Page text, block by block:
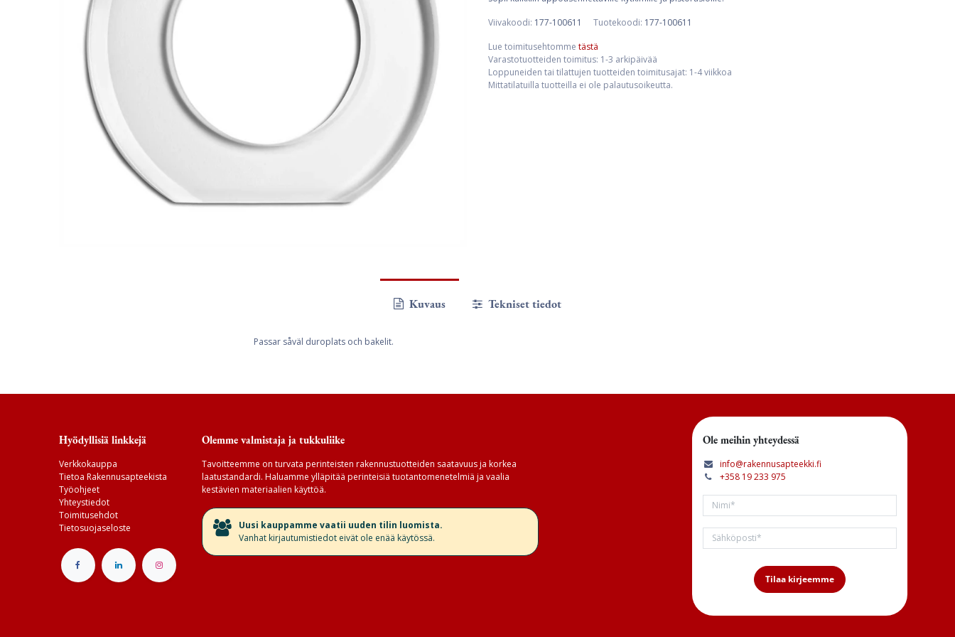
Viivakoodi: 177-100611 Tuotekoodi: 177-100611
Lue toimitusehtomme tästä
Varastotuotteiden toimitus: 1-3 arkipäivää
Loppuneiden tai tilattujen tuotteiden toimitusajat: 1-4 viikkoa
Mittatilatuilla tuotteilla ei ole palautusoikeutta.
Kuvaus Tekniset tiedot
Passar såväl duroplats och bakelit.
Hyödyllisiä linkkejä
Verkkokauppa
Tietoa Rakennusapteekista
Työohjeet
Yhteystiedot
Toimitusehdot
Tietosuojaseloste
Olemme valmistaja ja tukkuliike
Tavoitteemme on turvata perinteisten rakennustuotteiden saatavuus ja korkea
laatustandardi. Haluamme ylläpitää perinteisiä tuotantomenetelmiä ja vaalia
kestävien materiaalien käyttöä.
​Uusi kauppamme vaatii uuden tilin luomista.
Vanhat kirjautumistiedot eivät ole enää käytössä.
Ole meihin yhteydessä
info@rakennusapteekki.fi
+358 19 233 975
Tilaa kirjeemme